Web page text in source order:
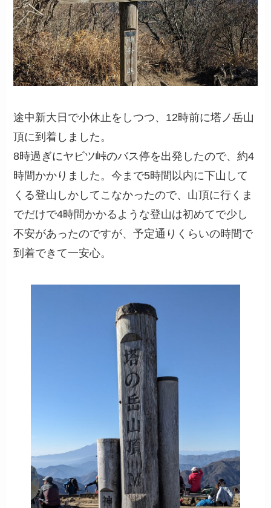
途中新大日で小休止をしつつ、12時前に塔ノ岳山
頂に到着しました。
8時過ぎにヤビツ峠のバス停を出発したので、約4
時間かかりました。今まで5時間以内に下山して
くる登山しかしてこなかったので、山頂に行くま
でだけで4時間かかるような登山は初めてで少し
不安があったのですが、予定通りくらいの時間で
到着できて一安心。